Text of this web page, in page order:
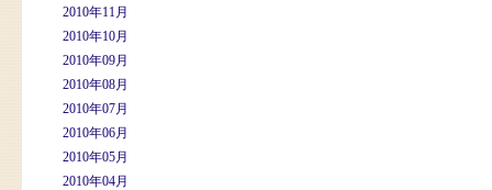
2010年11月
2010年10月
2010年09月
2010年08月
2010年07月
2010年06月
2010年05月
2010年04月